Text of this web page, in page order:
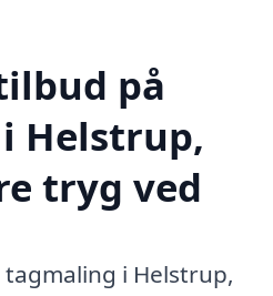
på
Helstrup,
tryg ved
i Helstrup,